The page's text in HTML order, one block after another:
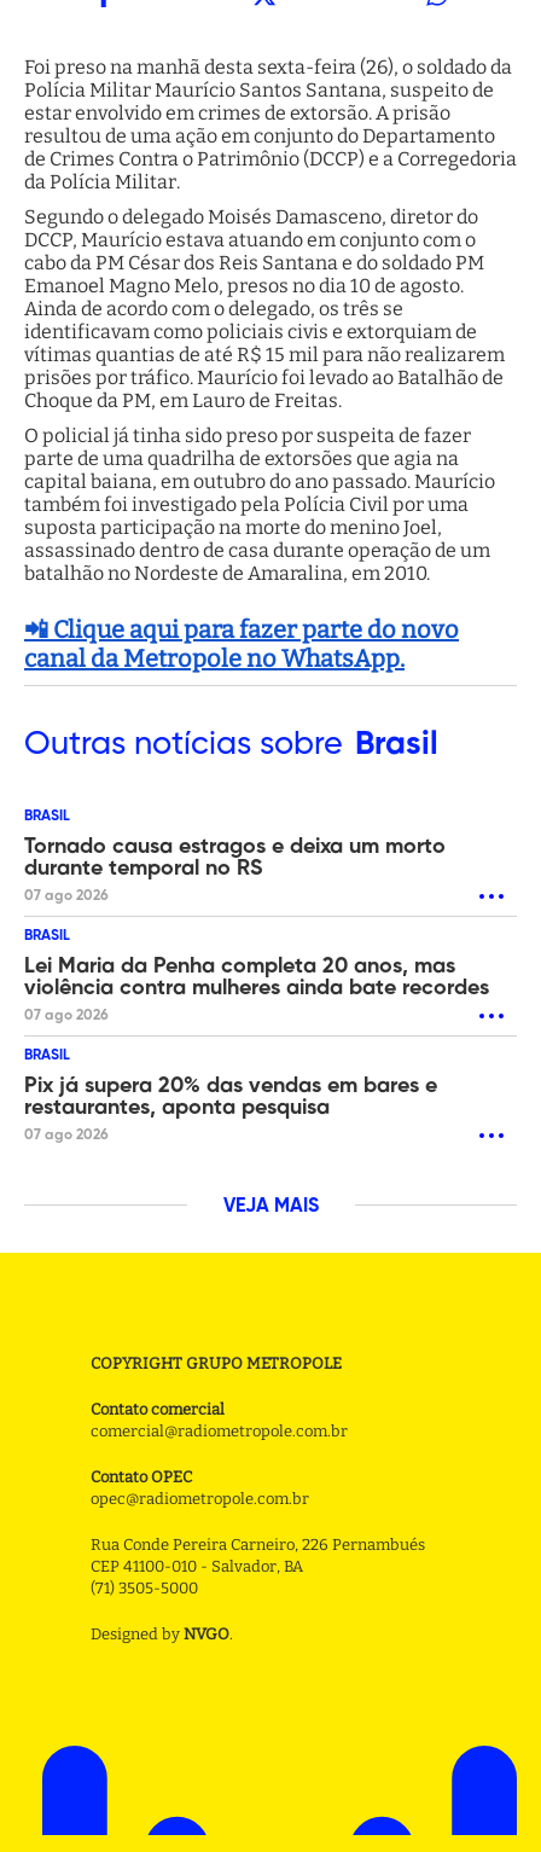
Foi preso na manhã desta sexta-feira (26), o soldado da
Polícia Militar Maurício Santos Santana, suspeito de
estar envolvido em crimes de extorsão. A prisão
resultou de uma ação em conjunto do Departamento
de Crimes Contra o Patrimônio (DCCP) e a Corregedoria
da Polícia Militar.
Segundo o delegado Moisés Damasceno, diretor do
DCCP, Maurício estava atuando em conjunto com o
cabo da PM César dos Reis Santana e do soldado PM
Emanoel Magno Melo, presos no dia 10 de agosto.
Ainda de acordo com o delegado, os três se
identificavam como policiais civis e extorquiam de
vítimas quantias de até R$ 15 mil para não realizarem
prisões por tráfico. Maurício foi levado ao Batalhão de
Choque da PM, em Lauro de Freitas.
O policial já tinha sido preso por suspeita de fazer
parte de uma quadrilha de extorsões que agia na
capital baiana, em outubro do ano passado. Maurício
também foi investigado pela Polícia Civil por uma
suposta participação na morte do menino Joel,
assassinado dentro de casa durante operação de um
batalhão no Nordeste de Amaralina, em 2010.
📲 Clique aqui para fazer parte do novo
canal da Metropole no WhatsApp.
Outras notícias sobre Brasil
BRASIL
Tornado causa estragos e deixa um morto
durante temporal no RS
07 ago 2026
BRASIL
Lei Maria da Penha completa 20 anos, mas
violência contra mulheres ainda bate recordes
07 ago 2026
BRASIL
Pix já supera 20% das vendas em bares e
restaurantes, aponta pesquisa
07 ago 2026
VEJA MAIS
COPYRIGHT GRUPO METROPOLE
Contato comercial
comercial@radiometropole.com.br
Contato OPEC
opec@radiometropole.com.br
Rua Conde Pereira Carneiro, 226 Pernambués
CEP 41100-010 - Salvador, BA
(71) 3505-5000
Designed by NVGO.